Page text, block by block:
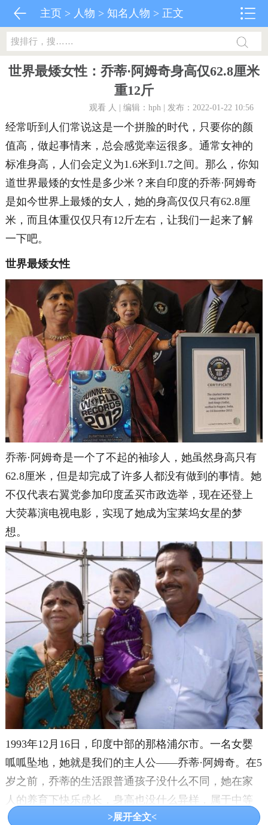
主页 > 人物 > 知名人物 > 正文
世界最矮女性：乔蒂·阿姆奇身高仅62.8厘米
重12斤
观看 人 | 编辑：hph | 发布：2022-01-22 10:56
经常听到人们常说这是一个拼脸的时代，只要你的颜
值高，做起事情来，总会感觉幸运很多。通常女神的
标准身高，人们会定义为1.6米到1.7之间。那么，你知
道世界最矮的女性是多少米？来自印度的乔蒂·阿姆奇
是如今世界上最矮的女人，她的身高仅仅只有62.8厘
米，而且体重仅仅只有12斤左右，让我们一起来了解
一下吧。
世界最矮女性
乔蒂·阿姆奇是一个了不起的袖珍人， 她虽然身高只有
62.8厘米，但是却完成了许多人都没有做到的事情。她
不仅代表右翼党参加印度孟买市政选举，现在还登上
大荧幕演电视电影，实现了她成为宝莱坞女星的梦
想。
1993年12月16日，印度中部的那格浦尔市。一名女婴
呱呱坠地，她就是我们的主人公——乔蒂·阿姆奇。在5
岁之前，乔蒂的生活跟普通孩子没什么不同，她在家
人的养育下快乐成长，身高也没什么异样，属于中等
身材。
>展开全文<